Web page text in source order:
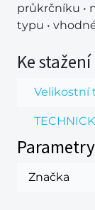
průkrčníku •
typu •
Ke stažení
Velikostní
Parametry
Značka